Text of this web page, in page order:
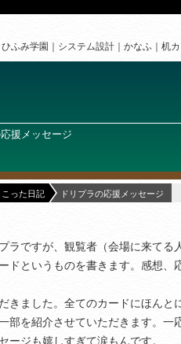
ひふみ学園 システム設計 かなふ 机
援メッセージ
こった日記 ドリプラの応援メッセージ
ラですが、観覧者（会場に来て
ドというものを書きます。感想
きました。全てのカードにほんと
部を紹介させていただきます。一
ージも嬉しすぎて涙もんです。